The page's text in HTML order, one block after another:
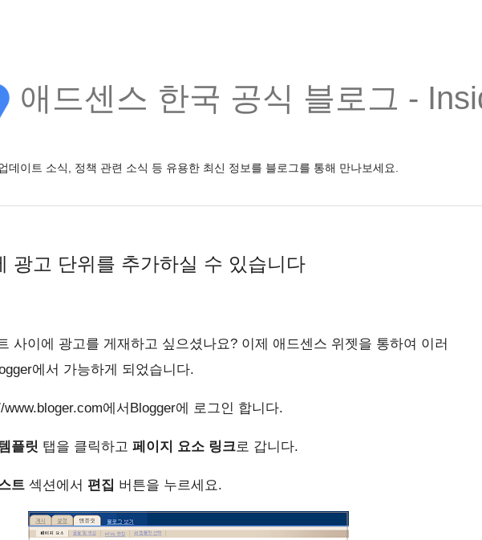
애드센스 한국 공식 블로그 -
데이트 소식, 정책 관련 소식 등 유용한 최신 정보를 블로그를 통해 만나보세요.
광고 단위를 추가하실 수 있습니다
사이에 광고를 게재하고 싶으셨나요? 이제 애드센스 위젯을 통하여 이러
에서 가능하게 되었습니다.
에서Blogger에 로그인 합니다.
플릿 탭을 클릭하고 페이지 요소 링크로 갑니다.
트 섹션에서 편집 버튼을 누르세요.